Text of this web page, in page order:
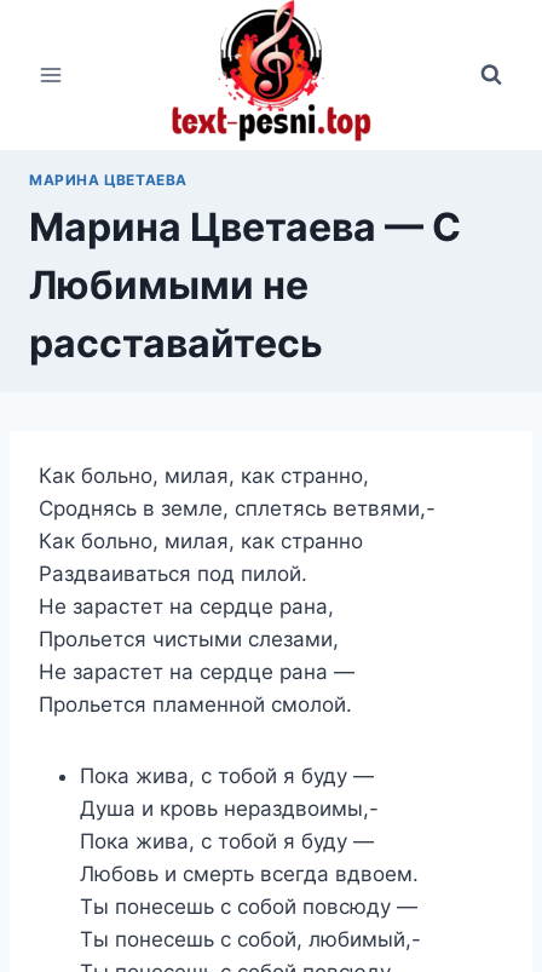
содержимому
МАРИНА ЦВЕТАЕВА
Марина Цветаева — С
Любимыми не
расставайтесь
Как больно, милая, как странно,
Сроднясь в земле, сплетясь ветвями,-
Как больно, милая, как странно
Раздваиваться под пилой.
Не зарастет на сердце рана,
Прольется чистыми слезами,
Не зарастет на сердце рана —
Прольется пламенной смолой.
Пока жива, с тобой я буду —
Душа и кровь нераздвоимы,-
Пока жива, с тобой я буду —
Любовь и смерть всегда вдвоем.
Ты понесешь с собой повсюду —
Ты понесешь с собой, любимый,-